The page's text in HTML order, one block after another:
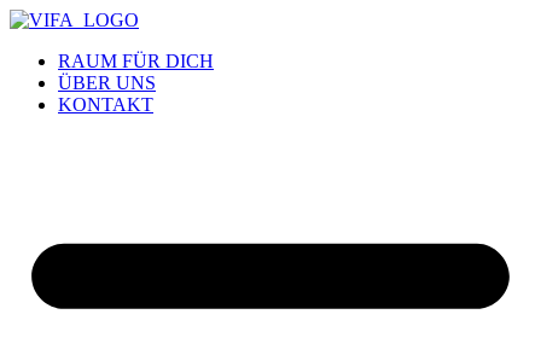
RAUM FÜR DICH
ÜBER UNS
KONTAKT